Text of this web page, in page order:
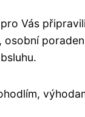
Vás
osobní